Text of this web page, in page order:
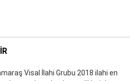
Visal İlahi Grubu 2018 ilahi en